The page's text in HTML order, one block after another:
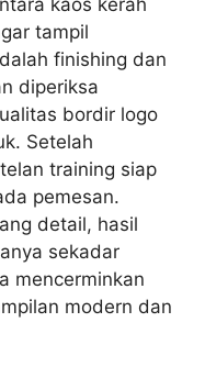
tampil
finishing dan
diperiksa
bordir logo
Setelah
training siap
pemesan.
detail, hasil
sekadar
mencerminkan
modern dan